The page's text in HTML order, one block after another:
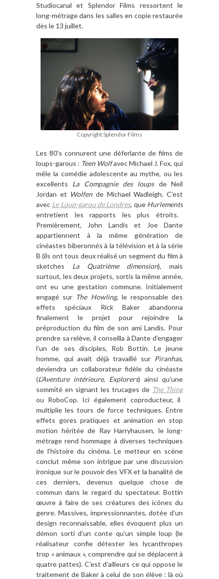
Studiocanal et Splendor Films ressortent le
long-métrage dans les salles en copie restaurée
dès le 13 juillet.
Copyright Splendor Films
Les 80’s connurent une déferlante de films de
loups-garous : Teen Wolfavec Michael J. Fox, qui
mêle la comédie adolescente au mythe, ou les
excellents La Compagnie des loupsde Neil
Jordan et Wolfende Michael Wadleigh. C’est
avec Le Loup-garou de Londres, que Hurlements
entretient les rapports les plus étroits.
Premièrement, John Landis et Joe Dante
appartiennent à la même génération de
cinéastes biberonnés à la télévision et à la série
B (ils ont tous deux réalisé un segment du film à
sketches La Quatrième dimension), mais
surtout, les deux projets, sortis la même année,
ont eu une gestation commune. Initialement
engagé sur The Howling, le responsable des
effets spéciaux Rick Baker abandonna
finalement le projet pour rejoindre la
préproduction du film de son ami Landis. Pour
prendre sa relève, il conseilla àDante d’engager
l’un de ses disciples, Rob Bottin. Le jeune
homme, qui avait déjà travaillé sur Piranhas,
deviendra un collaborateur fidèle du cinéaste
(L’Aventure intérieure, Explorers) ainsi qu’une
sommité en signant les trucages de The Thing
ou RoboCop. Ici également coproducteur, il
multiplie les tours de force techniques. Entre
effets gores pratiques et animation en stop
motion héritée de Ray Harryhausen, le long-
métrage rend hommage à diverses techniques
de l’histoire du cinéma. Le metteur en scène
conclut même son intrigue par une discussion
ironique sur le pouvoir des VFX et la banalité de
ces derniers, devenus quelque chose de
commun dans le regard du spectateur. Bottin
œuvre à faire de ses créatures des icônes du
genre. Massives, impressionnantes, dotée d’un
design reconnaissable, elles évoquent plus un
démon sorti d’un conte qu’un simple loup (le
réalisateur confie détester les lycanthropes
trop « animaux », comprendre qui se déplacent à
quatre pattes). C’est d’ailleurs ce qui oppose le
traitement de Bakeràcelui de son élève : là où